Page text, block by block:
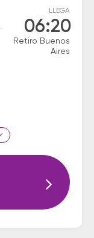
LLEGA
06:20
Retiro Buenos
Aires